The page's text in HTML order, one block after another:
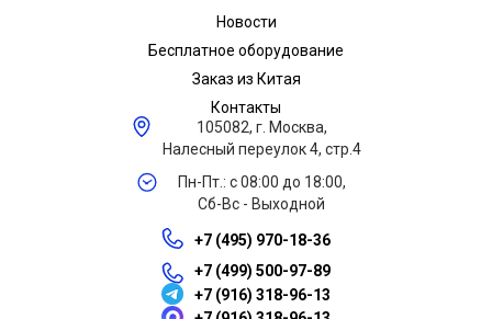
Новости
Бесплатное оборудование
Заказ из Китая
Контакты
105082, г. Москва,
Налесный переулок 4, стр.4
Пн-Пт.: с 08:00 до 18:00,
Сб-Вс - Выходной
+7 (495) 970-18-36
+7 (499) 500-97-89
+7 (916) 318-96-13